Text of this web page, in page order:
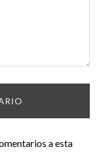
a esta